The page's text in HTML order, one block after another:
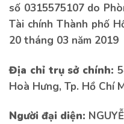
số 0315575107 do
Tài chính Thành phố
20 tháng 03 năm 2019
Địa chỉ trụ sở chính:
Hoà Hưng, Tp. Hồ Chí
Người đại diện: